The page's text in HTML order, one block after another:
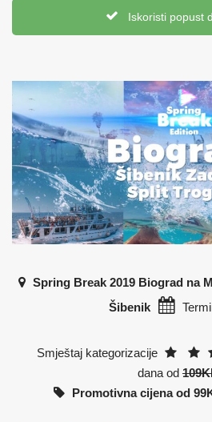
Iskoristi popust
Spring Break 2019 Biograd na
Šibenik
Smještaj kategorizacije
dana od
Promotivna cijena od